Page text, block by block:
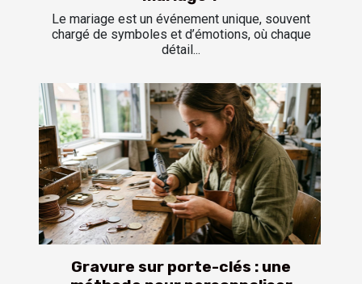
Le mariage est un événement unique, souvent
chargé de symboles et d’émotions, où chaque
détail...
Gravure sur porte-clés : une